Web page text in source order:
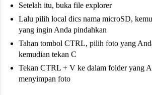
Setelah itu, buka file explorer
Lalu pilih local dics nama microSD,
yang ingin Anda pindahkan
Tahan tombol CTRL, pilih foto yang
kemudian tekan C
Tekan CTRL + V ke dalam folder yang
menyimpan foto